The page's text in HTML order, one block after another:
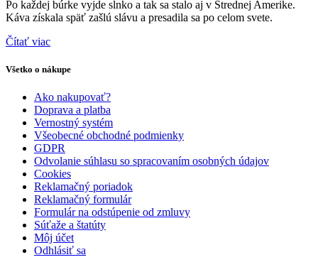
Po každej búrke vyjde slnko a tak sa stalo aj v Strednej Amerike.
Káva získala späť zašlú slávu a presadila sa po celom svete.
Čítať viac
Všetko o nákupe
Ako nakupovať?
Doprava a platba
Vernostný systém
Všeobecné obchodné podmienky
GDPR
Odvolanie súhlasu so spracovaním osobných údajov
Cookies
Reklamačný poriadok
Reklamačný formulár
Formulár na odstúpenie od zmluvy
Súťaže a štatúty
Môj účet
Odhlásiť sa